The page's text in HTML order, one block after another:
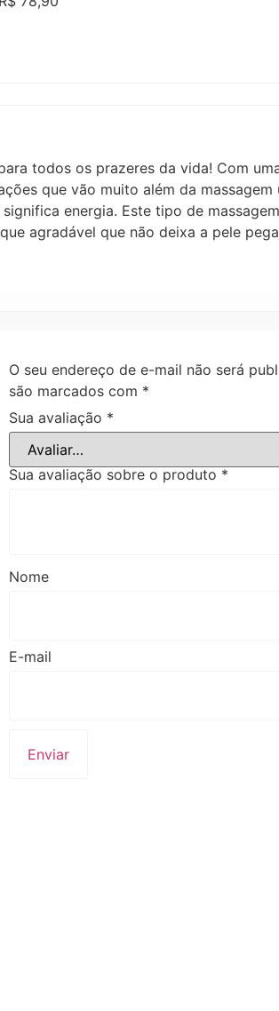
avaliações
todos os prazeres da vida! Com
que vão muito além da massagem
energia. Este tipo de
agradável que não deixa a pele
O seu endereço de e-mail não será
são marcados com *
Sua avaliação *
Sua avaliação sobre o produto *
Nome
E-mail